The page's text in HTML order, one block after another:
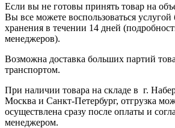
Если вы не готовы принять товар на
Вы все можете воспользоваться услугой
хранения в течении 14 дней
менеджеров).
Возможна доставка больших партий
транспортом.
При наличии товара на складе в г.
Москва и Санкт-Петербург, отгрузка
осуществлена сразу после оплаты и
менеджером.